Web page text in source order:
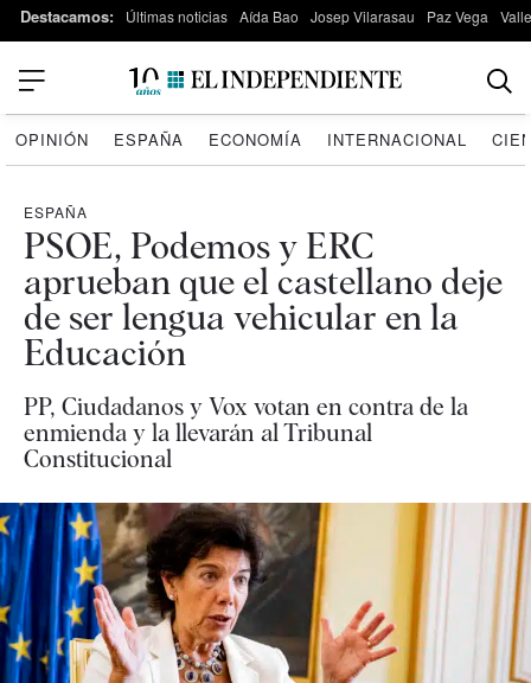
Destacamos: Últimas noticias Aída Bao Josep Vilarasau Paz Vega
OPINIÓN ESPAÑA ECONOMÍA INTERNACIONAL
ESPAÑA
PSOE, Podemos y ERC
aprueban que el castellano deje
de ser lengua vehicular en la
Educación
PP, Ciudadanos y Vox votan en contra de la
enmienda y la llevarán al Tribunal
Constitucional